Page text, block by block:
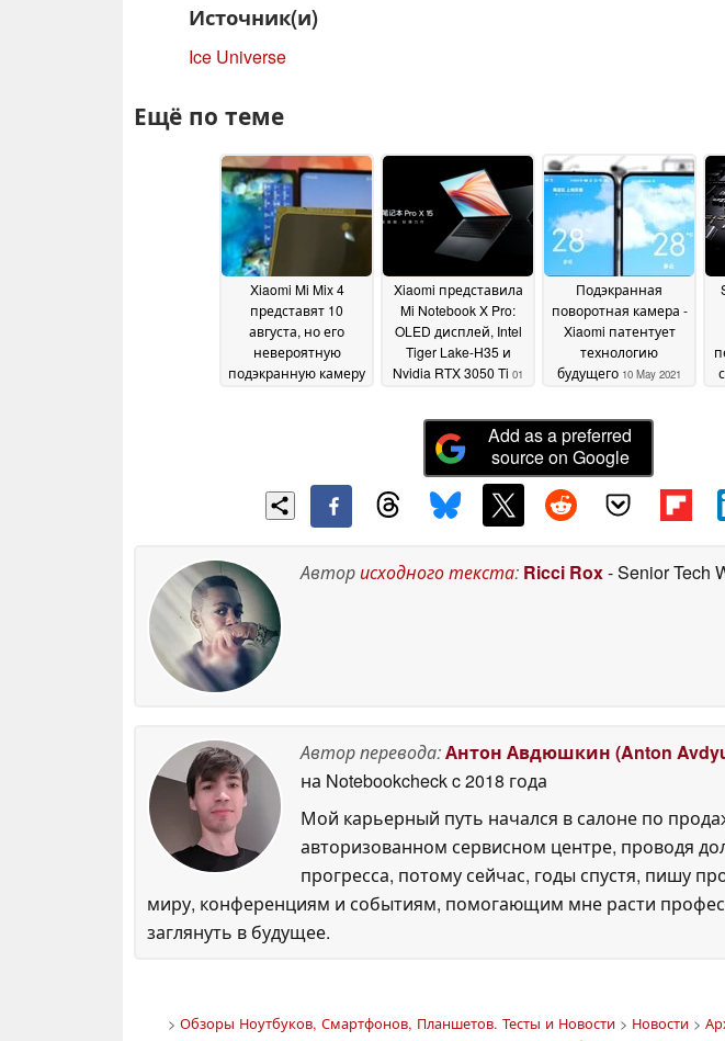
Источник(и)
Ice Universe
Ещё по теме
Xiaomi Mi Mix 4
представят 10
августа, но его
невероятную
подэкранную камеру
Xiaomi представила
Mi Notebook X Pro:
OLED дисплей, Intel
Tiger Lake-H35 и
Nvidia RTX 3050 Ti 01
Подэкранная
поворотная камера -
Xiaomi патентует
технологию
будущего 10 May 2021
Add as a preferred
source on Google
Авторисходного текста: Ricci Rox- Senior Tech
Автор перевода:Антон Авдюшкин (Anton
на Notebookcheckc 2018 года
Мой карьерный путь начался в салоне по
авторизованном сервисном центре, проводя
прогресса, потому сейчас, годы спустя, пишу
миру, конференциям и событиям, помогающим мне расти
заглянуть в будущее.
> Обзоры Ноутбуков, Смартфонов, Планшетов. Тесты и Новости > Новости >